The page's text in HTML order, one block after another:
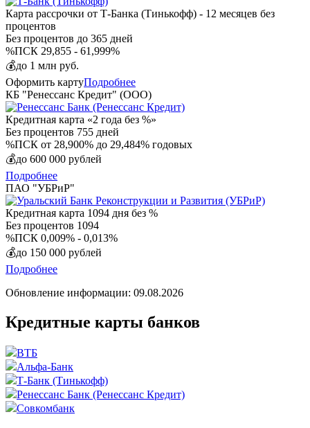
Карта рассрочки от Т-Банка (Тинькофф) - 12 месяцев без
процентов
Без процентов до 365 дней
%ПСК 29,855 - 61,999%
💰до 1 млн руб.
Оформить картуПодробнее
КБ "Ренессанс Кредит" (ООО)
Кредитная карта «2 года без %»
Без процентов 755 дней
%ПСК от 28,900% до 29,484% годовых
💰до 600 000 рублей
Подробнее
ПАО "УБРиР"
Кредитная карта 1094 дня без %
Без процентов 1094
%ПСК 0,009% - 0,013%
💰до 150 000 рублей
Подробнее
Обновление информации: 09.08.2026
Кредитные карты банков
ВТБ
Альфа-Банк
Т-Банк (Тинькофф)
Ренессанс Банк (Ренессанс Кредит)
Совкомбанк